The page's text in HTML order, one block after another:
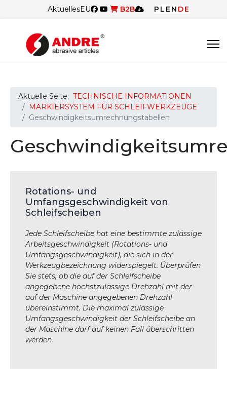
AktuellesEU B2B PL EN DE
Aktuelle Seite: TECHNISCHE INFORMATIONEN
MARKIERSYSTEM FÜR SCHLEIFWERKZEUGE
Geschwindigkeitsumrechnungstabellen
Rotations- und
Umfangsgeschwindigkeit von
Schleifscheiben
Jede Schleifscheibe hat eine bestimmte zulässige
Arbeitsgeschwindigkeit (Rotations- und
Umfangsgeschwindigkeit), die sich in der
Werkzeugbezeichnung widerspiegelt. Überprüfen
Sie stets, ob die auf der Schleifscheibe
angegebene höchstzulässige Drehzahl mit der
auf der Maschine angegebenen Drehzahl
übereinstimmt. Die maximal zulässige
Umfangsgeschwindigkeit der Schleifscheibe an
der Maschine darf auf keinen Fall überschritten
werden.